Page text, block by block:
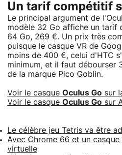
Un tarif compétitif
Le principal argument de
modèle 32 Go affiche un tarif
64 Go, 269 €. Un prix très
puisque le casque VR de
moins de 400 €, celui d'HTC
minimum, et il faut débourser
de la marque Pico Goblin.
Voir le casque Oculus Go sur
Voir le casque Oculus Go sur
Le célèbre jeu Tetris va être
Avec Chrome 66 et un
virtuelle